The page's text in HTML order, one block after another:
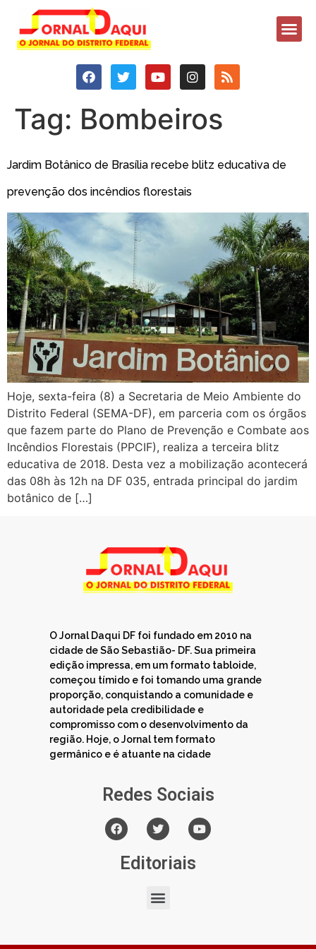
Tag: Bombeiros
Jardim Botânico de Brasília recebe blitz educativa de
prevenção dos incêndios florestais
Hoje, sexta-feira (8) a Secretaria de Meio Ambiente do
Distrito Federal (SEMA-DF), em parceria com os órgãos
que fazem parte do Plano de Prevenção e Combate aos
Incêndios Florestais (PPCIF), realiza a terceira blitz
educativa de 2018. Desta vez a mobilização acontecerá
das 08h às 12h na DF 035, entrada principal do jardim
botânico de […]
O Jornal Daqui DF foi fundado em 2010 na
cidade de São Sebastião- DF. Sua primeira
edição impressa, em um formato tabloide,
começou tímido e foi tomando uma grande
proporção, conquistando a comunidade e
autoridade pela credibilidade e
compromisso com o desenvolvimento da
região. Hoje, o Jornal tem formato
germânico e é atuante na cidade
Redes Sociais
Editoriais